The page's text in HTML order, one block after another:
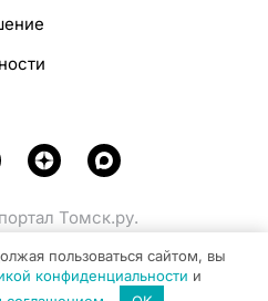
Томск.ру.
связи и массовых
Федерации.
пользоваться сайтом, вы
конфиденциальности и